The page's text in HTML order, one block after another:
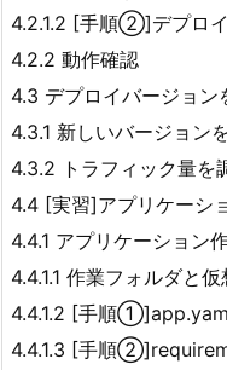
4.2.1.2 [手順②]デプロ
4.2.2 動作確認
4.3 デプロイバージョン
4.3.1 新しいバージョン
4.3.2 トラフィック量を
4.4 [実習]アプリケーシ
4.4.1 アプリケーション
4.4.1.1 作業フォルダと
4.4.1.2 [手順
4.4.1.3 [手順